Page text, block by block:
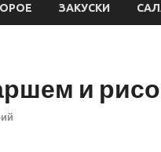
ЗАКУСКИ
и